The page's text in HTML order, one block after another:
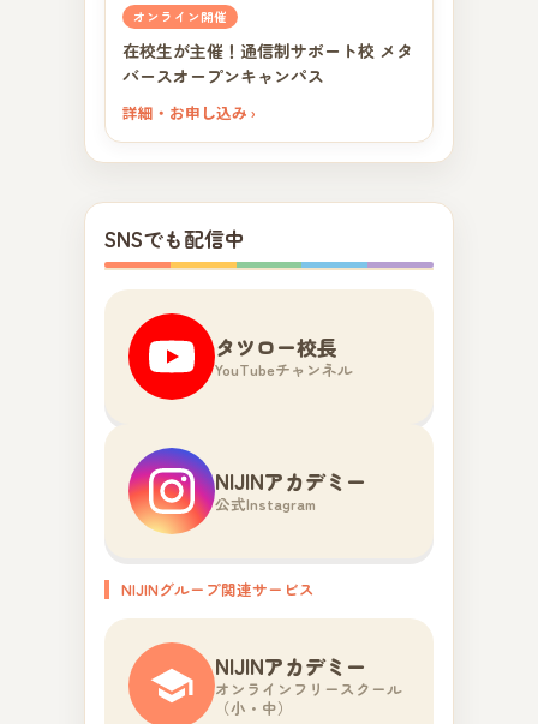
オンライン開催
在校生が主催！通信制サポート校 メタ
バースオープンキャンパス
詳細・お申し込み ›
SNSでも配信中
タツロー校長
YouTubeチャンネル
NIJINアカデミー
公式Instagram
NIJINグループ関連サービス
NIJINアカデミー
オンラインフリースクール
（小・中）